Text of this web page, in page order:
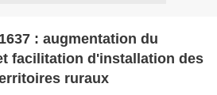
: augmentation du
facilitation d'installation des
ruraux